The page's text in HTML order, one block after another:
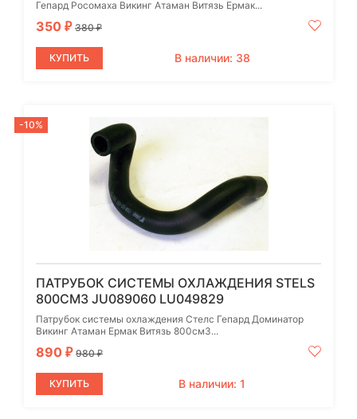
Гепард Росомаха Викинг Атаман Витязь Ермак...
350 ₽ 380₽
КУПИТЬ В наличии: 38
-10%
ПАТРУБОК СИСТЕМЫ ОХЛАЖДЕНИЯ STELS
800СМ3 JU089060 LU049829
Патрубок системы охлаждения Стелс Гепард Доминатор
Викинг Атаман Ермак Витязь 800см3...
890 ₽ 980₽
КУПИТЬ В наличии: 1